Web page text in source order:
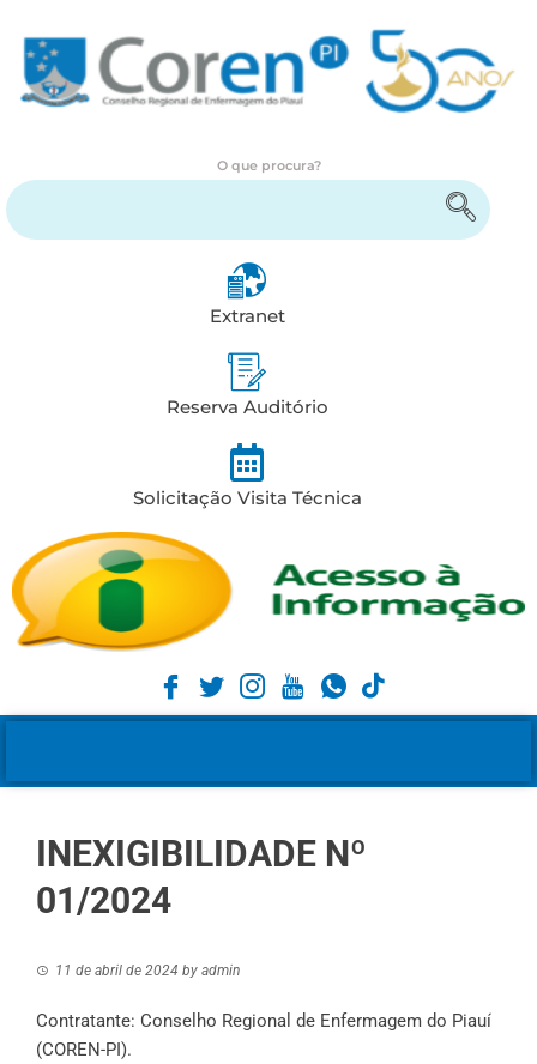
O que procura?
Extranet
Reserva Auditório
Solicitação Visita Técnica
INEXIGIBILIDADE Nº
01/2024
11 de abril de 2024 by admin
Contratante: Conselho Regional de Enfermagem do Piauí
(COREN-PI).